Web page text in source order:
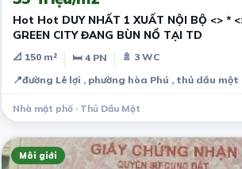
Hot Hot DUY NHẤT 1 XUẤT NỘI BỘ <> *
GREEN CITY ĐANG BÙN NỔ TẠI TD
📐 150 m² 🛏 4 PN
🚿 3 WC
📍đường Lê lợi , phường hòa Phú , thủ dầu một
Nhà mặt phố · Thủ Dầu Một
Môi giới